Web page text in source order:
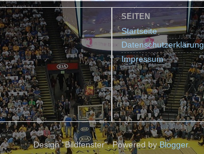
SEITEN
Startseite
Datenschutzerklärung
Impressum
Design "Bildfenster". Powered byBlogger.